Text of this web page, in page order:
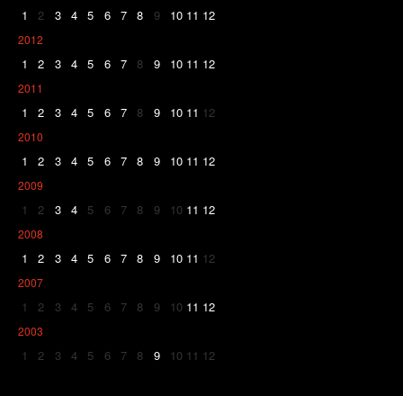
1 2 3 4 5 6 7 8 9 10 11 12
2012
1 2 3 4 5 6 7 8 9 10 11 12
2011
1 2 3 4 5 6 7 8 9 10 11 12
2010
1 2 3 4 5 6 7 8 9 10 11 12
2009
1 2 3 4 5 6 7 8 9 10 11 12
2008
1 2 3 4 5 6 7 8 9 10 11 12
2007
1 2 3 4 5 6 7 8 9 10 11 12
2003
1 2 3 4 5 6 7 8 9 10 11 12